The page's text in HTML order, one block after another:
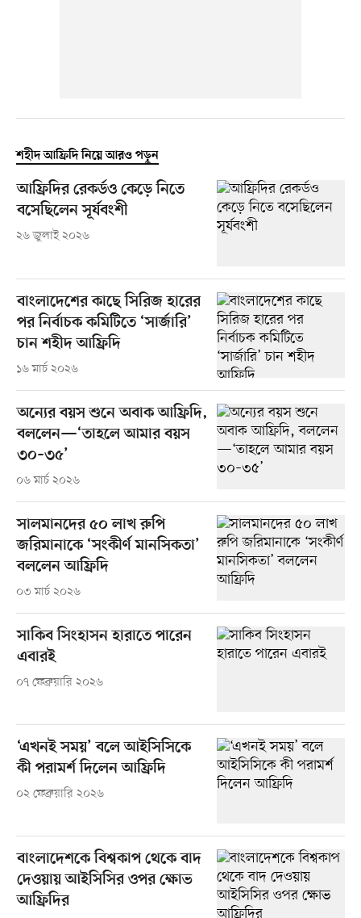
শহীদ আফ্রিদি নিয়ে আরও পড়ুন
আফ্রিদির রেকর্ডও কেড়ে নিতে
বসেছিলেন সূর্যবংশী
২৬ জুলাই ২০২৬
বাংলাদেশের কাছে সিরিজ হারের
পর নির্বাচক কমিটিতে ‘সার্জারি’
চান শহীদ আফ্রিদি
১৬ মার্চ ২০২৬
অন্যের বয়স শুনে অবাক আফ্রিদি,
বললেন—‘তাহলে আমার বয়স
৩০–৩৫’
০৬ মার্চ ২০২৬
সালমানদের ৫০ লাখ রুপি
জরিমানাকে ‘সংকীর্ণ মানসিকতা’
বললেন আফ্রিদি
০৩ মার্চ ২০২৬
সাকিব সিংহাসন হারাতে পারেন
এবারই
০৭ ফেব্রুয়ারি ২০২৬
‘এখনই সময়’ বলে আইসিসিকে
কী পরামর্শ দিলেন আফ্রিদি
০২ ফেব্রুয়ারি ২০২৬
বাংলাদেশকে বিশ্বকাপ থেকে বাদ
দেওয়ায় আইসিসির ওপর ক্ষোভ
আফ্রিদির